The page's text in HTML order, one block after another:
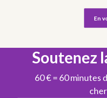
En
Soutenez
60 € = 60 minutes